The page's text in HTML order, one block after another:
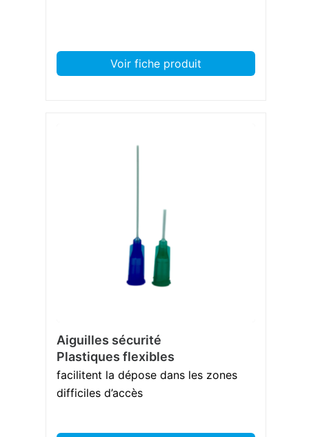
Voir fiche produit
Aiguilles sécurité
Plastiques flexibles
facilitent la dépose dans les zones
difficiles d’accès